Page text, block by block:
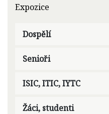
Expozice
Dospělí
Senioři
ISIC, ITIC, IYTC
Žáci, studenti